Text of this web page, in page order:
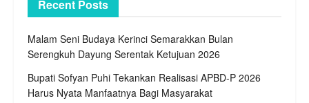
Recent Posts
Malam Seni Budaya Kerinci Semarakkan Bulan
Serengkuh Dayung Serentak Ketujuan 2026
Bupati Sofyan Puhi Tekankan Realisasi APBD-P 2026
Harus Nyata Manfaatnya Bagi Masyarakat